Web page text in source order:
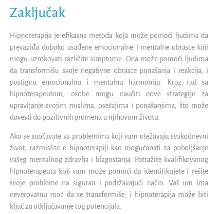
Zaključak
Hipnoterapija je efikasna metoda koja može pomoći ljudima da
prevaziđu duboko usađene emocionalne i mentalne obrasce koji
mogu uzrokovati različite simptome. Ona može pomoći ljudima
da transformišu svoje negativne obrasce ponašanja i reakcija, i
postignu emocionalnu i mentalnu harmoniju. Kroz rad sa
hipnoterapeutom, osobe mogu naučiti nove strategije za
upravljanje svojim mislima, osećajima i ponašanjima, što može
dovesti do pozitivnih promena u njihovom životu.
Ako se suočavate sa problemima koji vam otežavaju svakodnevni
život, razmislite o hipnoterapiji kao mogućnosti za poboljšanje
vašeg mentalnog zdravlja i blagostanja. Potražite kvalifikovanog
hipnoterapeuta koji vam može pomoći da identifikujete i rešite
svoje probleme na siguran i podržavajući način. Vaš um ima
neverovatnu moć da se transformiše, i hipnoterapija može biti
ključ za otključavanje tog potencijala.